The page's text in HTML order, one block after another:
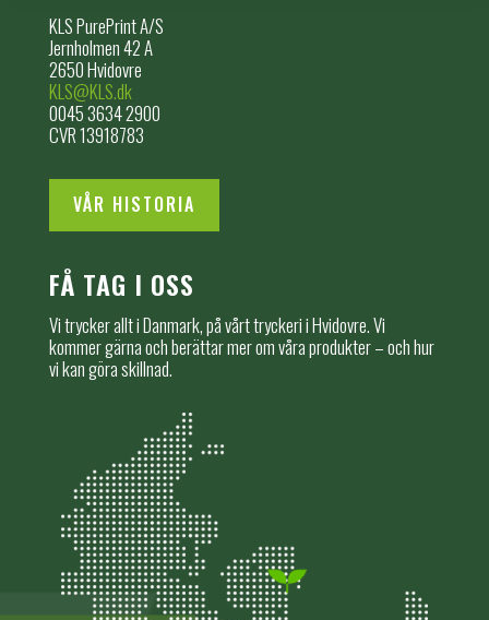
KLS PurePrint A/S
Jernholmen 42 A
2650 Hvidovre
KLS@KLS.dk
0045 3634 2900
CVR 13918783
VÅR HISTORIA
FÅ TAG I OSS
Vi trycker allt i Danmark, på vårt tryckeri i Hvidovre. Vi
kommer gärna och berättar mer om våra produkter – och hur
vi kan göra skillnad.